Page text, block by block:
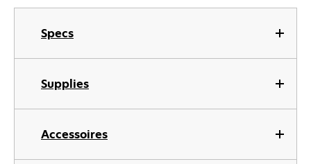
Specs
Supplies
Accessoires